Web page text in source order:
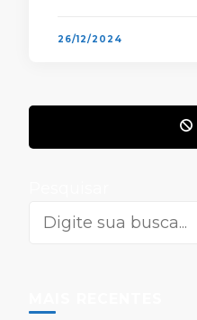
apps são …
26/12/2024